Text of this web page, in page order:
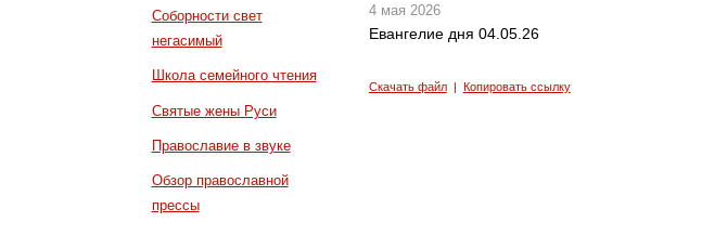
Соборности свет
негасимый
Школа семейного чтения
Святые жены Руси
Православие в звуке
Обзор православной
прессы
4 мая 2026
Евангелие дня 04.05.26
Скачать файл| Копировать ссылку